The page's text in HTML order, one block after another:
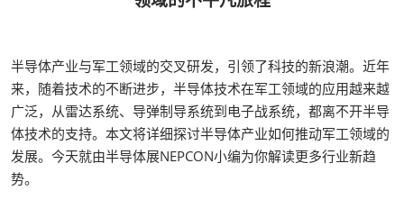
半导体产业与军工领域的交叉研发，引领了科技的新浪潮。近年
来，随着技术的不断进步，半导体技术在军工领域的应用越来越
广泛，从雷达系统、导弹制导系统到电子战系统，都离不开半导
体技术的支持。本文将详细探讨半导体产业如何推动军工领域的
发展。今天就由半导体展NEPCON小编为你解读更多行业新趋
势。